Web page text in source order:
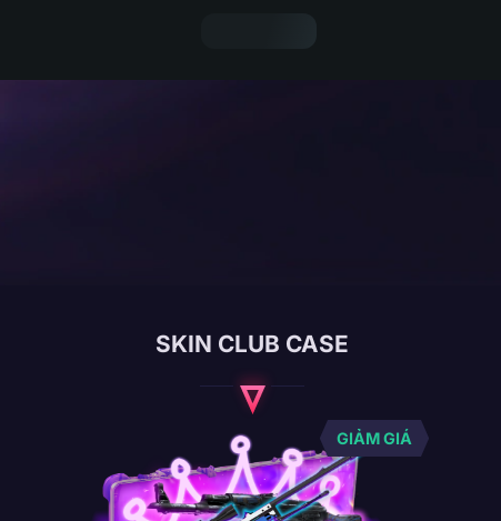
SKIN CLUB CASE
GIẢM GIÁ